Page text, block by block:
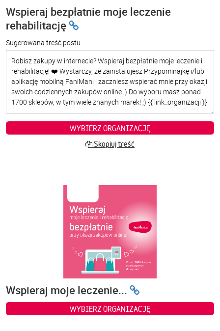
Wspieraj bezpłatnie moje leczenie
rehabilitację
Sugerowana treść postu
WYBIERZ ORGANIZACJĘ
Skopiuj treść
Wspieraj moje leczenie...
WYBIERZ ORGANIZACJĘ